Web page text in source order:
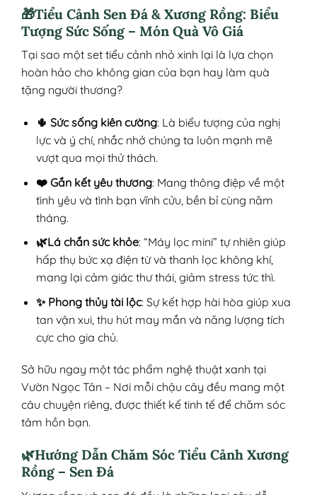
🎁Tiểu Cảnh Sen Đá & Xương Rồng: Biểu
Tượng Sức Sống – Món Quà Vô Giá
Tại sao một set tiểu cảnh nhỏ xinh lại là lựa chọn
hoàn hảo cho không gian của bạn hay làm quà
tặng người thương?
🌵 Sức sống kiên cường: Là biểu tượng của nghị
lực và ý chí, nhắc nhở chúng ta luôn mạnh mẽ
vượt qua mọi thử thách.
❤️ Gắn kết yêu thương: Mang thông điệp về một
tình yêu và tình bạn vĩnh cửu, bền bỉ cùng năm
tháng.
🌿Lá chắn sức khỏe: “Máy lọc mini” tự nhiên giúp
hấp thụ bức xạ điện từ và thanh lọc không khí,
mang lại cảm giác thư thái, giảm stress tức thì.
✨ Phong thủy tài lộc: Sự kết hợp hài hòa giúp xua
tan vận xui, thu hút may mắn và năng lượng tích
cực cho gia chủ.
Sở hữu ngay một tác phẩm nghệ thuật xanh tại
Vườn Ngọc Tân – Nơi mỗi chậu cây đều mang một
câu chuyện riêng, được thiết kế tinh tế để chăm sóc
tâm hồn bạn.
🌿Hướng Dẫn Chăm Sóc Tiểu Cảnh Xương
Rồng – Sen Đá